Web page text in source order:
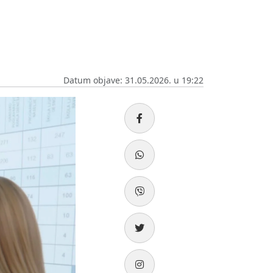
Datum objave: 31.05.2026. u 19:22